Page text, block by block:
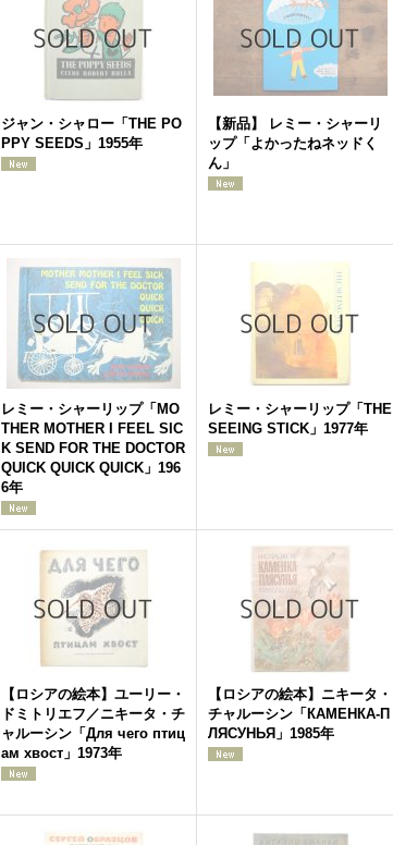
ジャン・シャロー「THE PO
PPY SEEDS」1955年
【新品】 レミー・シャーリ
ップ「よかったねネッドく
ん」
レミー・シャーリップ「MO
THER MOTHER I FEEL SIC
K SEND FOR THE DOCTOR
QUICK QUICK QUICK」196
6年
レミー・シャーリップ「THE
SEEING STICK」1977年
【ロシアの絵本】ユーリー・
ドミトリエフ／ニキータ・チ
ャルーシン「Для чего птиц
ам хвост」1973年
【ロシアの絵本】ニキータ・
チャルーシン「КАМЕНКА-П
ЛЯСУНЬЯ」1985年